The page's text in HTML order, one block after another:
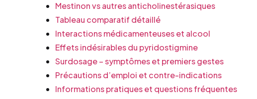
Mestinon vs autres anticholinestérasiques
Tableau comparatif détaillé
Interactions médicamenteuses et alcool
Effets indésirables du pyridostigmine
Surdosage – symptômes et premiers gestes
Précautions d’emploi et contre-indications
Informations pratiques et questions fréquentes